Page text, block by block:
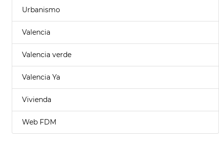
Urbanismo
Valencia
Valencia verde
Valencia Ya
Vivienda
Web FDM